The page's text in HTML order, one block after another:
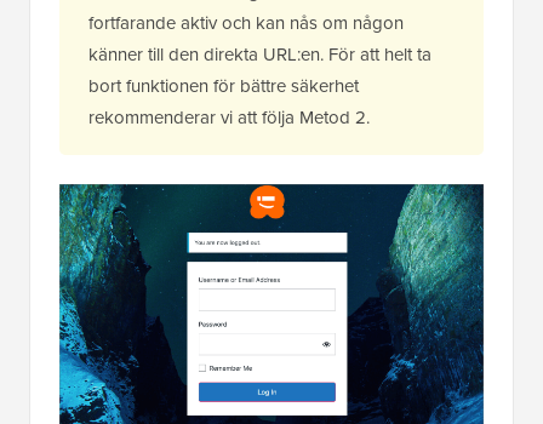
fortfarande aktiv och kan nås om någon
känner till den direkta URL:en. För att helt ta
bort funktionen för bättre säkerhet
rekommenderar vi att följa Metod 2.